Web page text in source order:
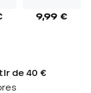
9,99 €
de 40 €